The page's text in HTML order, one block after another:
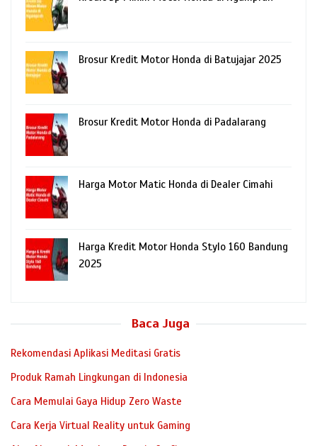
Brosur Kredit Motor Honda di Batujajar 2025
Brosur Kredit Motor Honda di Padalarang
Harga Motor Matic Honda di Dealer Cimahi
Harga Kredit Motor Honda Stylo 160 Bandung
2025
Baca Juga
Rekomendasi Aplikasi Meditasi Gratis
Produk Ramah Lingkungan di Indonesia
Cara Memulai Gaya Hidup Zero Waste
Cara Kerja Virtual Reality untuk Gaming